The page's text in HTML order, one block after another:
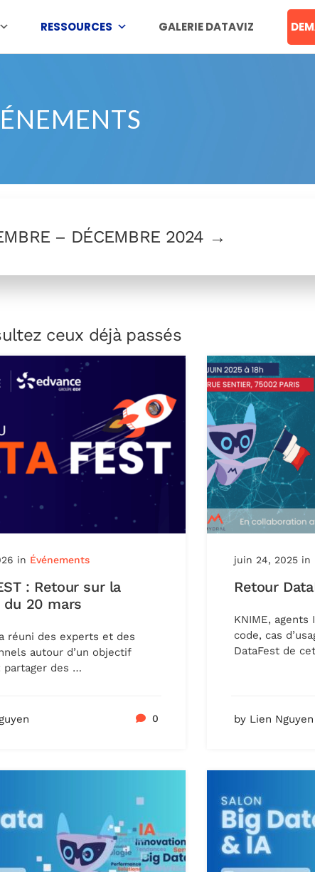
RESSOURCES GALERIE DATAVIZ
– DÉCEMBRE 2024 →
ceux déjà passés
in Événements
: Retour sur la
du 20 mars
réuni des experts et des
autour d’un objectif
partager des …
0
juin 24, 2025 in
Retour
KNIME, agents
code, cas
DataFest de
by Lien Nguyen